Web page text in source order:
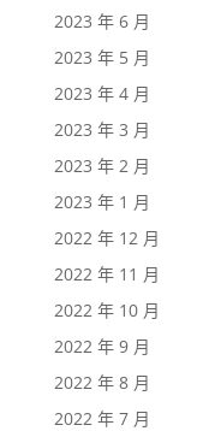
2023 年 6 月
2023 年 5 月
2023 年 4 月
2023 年 3 月
2023 年 2 月
2023 年 1 月
2022 年 12 月
2022 年 11 月
2022 年 10 月
2022 年 9 月
2022 年 8 月
2022 年 7 月